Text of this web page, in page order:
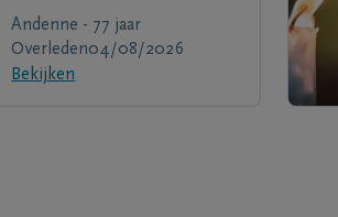
Andenne - 77 jaar
Overleden04/08/2026
Bekijken